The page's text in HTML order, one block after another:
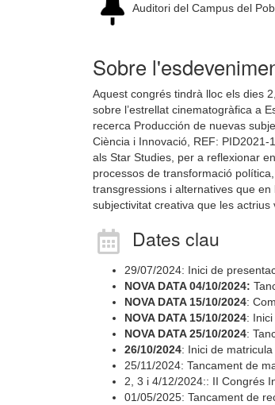
Auditori del Campus del
Sobre
Aquest congrés tindrà lloc els dies
sobre l’estrellat cinematogràfica a
recerca Producción de nuevas
Ciència i Innovació, REF:
als Star Studies, per a reflexionar
processos de transformació
transgressions i alternatives que
subjectivitat creativa que les
Dates clau
29/07/2024: Inici de
NOVA DATA 04/10/2024:
NOVA DATA 15/10/2024:
NOVA DATA 15/10/2024:
NOVA DATA 25/10/2024:
26/10/2024: Inici de
25/11/2024: Tancament de
2, 3 i 4/12/2024:: II Congrés
01/05/2025: Tancament de